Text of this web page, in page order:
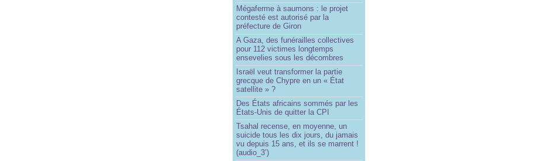
Mégaferme à saumons : le projet
contesté est autorisé par la
préfecture de Giron
A Gaza, des funérailles collectives
pour 112 victimes longtemps
ensevelies sous les décombres
Israël veut transformer la partie
grecque de Chypre en un « État
satellite » ?
Des États africains sommés par les
États-Unis de quitter la CPI
Tsahal recense, en moyenne, un
suicide tous les dix jours, du jamais
vu depuis 15 ans, et ils se marrent !
(audio_3’)